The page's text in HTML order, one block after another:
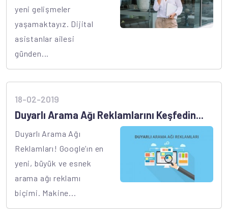
yeni gelişmeler
yaşamaktayız. Dijital
asistanlar ailesi
günden...
18-02-2019
Duyarlı Arama Ağı Reklamlarını Keşfedin...
Duyarlı Arama Ağı
Reklamları! Google’ın en
yeni, büyük ve esnek
arama ağı reklamı
biçimi. Makine...